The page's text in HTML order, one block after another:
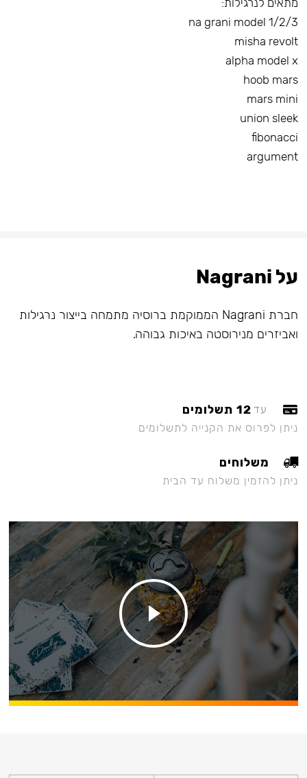
מתאים לנרגילות:
na grani model 1/2/3
misha revolt
alpha model x
hoob mars
mars mini
union sleek
fibonacci
argument
על Nagrani
חברת Nagrani הממוקמת ברוסיה מתמחה בייצור נרגילות
ואביזרים מנירוסטה באיכות גבוהה.
עד 12 תשלומים
ניתן לפרוס את הקנייה לתשלומים
משלוחים
ניתן להזמין משלוח עד הבית